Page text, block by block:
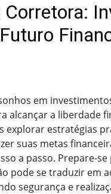
Corretora:
em
alcançar a liberdade
explorar estratégias
suas metas
a passo. Prepare-
pode se traduzir em
segurança e